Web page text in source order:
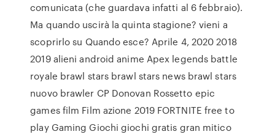
comunicata (che guardava infatti al 6 febbraio).
Ma quando uscirà la quinta stagione? vieni a
scoprirlo su Quando esce? Aprile 4, 2020 2018
2019 alieni android anime Apex legends battle
royale brawl stars brawl stars news brawl stars
nuovo brawler CP Donovan Rossetto epic
games film Film azione 2019 FORTNITE free to
play Gaming Giochi giochi gratis gran mitico